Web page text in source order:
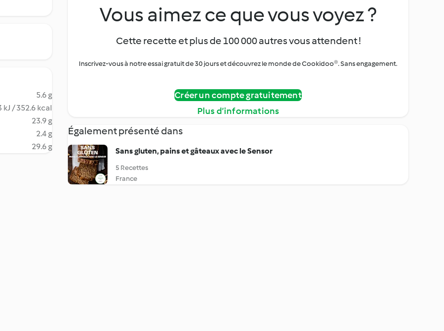
5.6 g
kJ / 352.6 kcal
23.9 g
2.4 g
29.6 g
Vous aimez ce que vous voyez ?
Cette recette et plus de 100 000 autres vous attendent !
Inscrivez-vous à notre essai gratuit de 30 jours et découvrez le monde de Cookidoo®. Sans engagement.
Créer un compte gratuitement
Plus d’informations
Également présenté dans
Sans gluten, pains et gâteaux avec le Sensor
5 Recettes
France